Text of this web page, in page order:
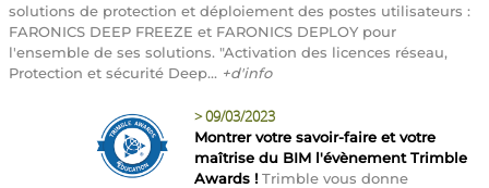
solutions de protection et déploiement des postes utilisateurs :
FARONICS DEEP FREEZE et FARONICS DEPLOY pour
l'ensemble de ses solutions. "Activation des licences réseau,
Protection et sécurité Deep... +d'info
>09/03/2023
Montrer votre savoir-faire et votre
maîtrise du BIM l'évènement Trimble
Awards ! Trimble vous donne